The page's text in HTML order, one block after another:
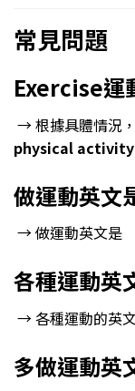
常見問題
Exercise運
→ 根據具體情況
physical activity
做運動英文
→ 做運動英文是
各種運動英
→ 各種運動的英
多做運動英